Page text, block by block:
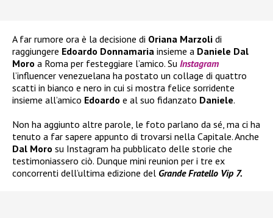
A far rumore ora è la decisione di Oriana Marzoli di
raggiungere Edoardo Donnamaria insieme a Daniele Dal
Moro a Roma per festeggiare l’amico. Su Instagram
l’influencer venezuelana ha postato un collage di quattro
scatti in bianco e nero in cui si mostra felice sorridente
insieme all’amico Edoardo e al suo fidanzato Daniele.
Non ha aggiunto altre parole, le foto parlano da sé, ma ci ha
tenuto a far sapere appunto di trovarsi nella Capitale. Anche
Dal Moro su Instagram ha pubblicato delle storie che
testimoniassero ciò. Dunque mini reunion per i tre ex
concorrenti dell’ultima edizione del Grande Fratello Vip 7.